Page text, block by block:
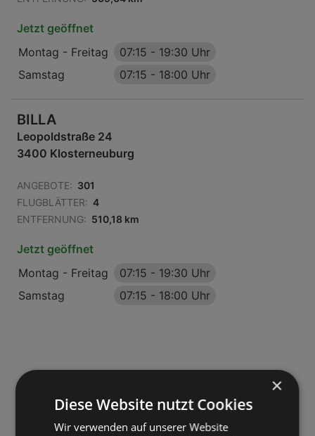
Jetzt geöffnet
Montag - Freitag
07:15 - 19:30 Uhr
Samstag
07:15 - 18:00 Uhr
BILLA
Leopoldstraße 24
3400 Klosterneuburg
ANGEBOTE: 301
FLUGBLÄTTER: 4
ENTFERNUNG: 510,18 km
Jetzt geöffnet
Montag - Freitag
07:15 - 19:30 Uhr
Samstag
07:15 - 18:00 Uhr
×
Diese Website nutzt Cookies
Wir verwenden auf unserer Website